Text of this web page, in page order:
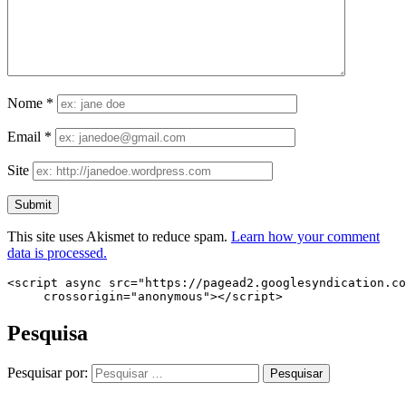
Nome *
Email *
Site
This site uses Akismet to reduce spam. Learn how your comment
data is processed.
<script async src="https://
     crossorigin="anonymous"></script>
Pesquisa
Pesquisar por: